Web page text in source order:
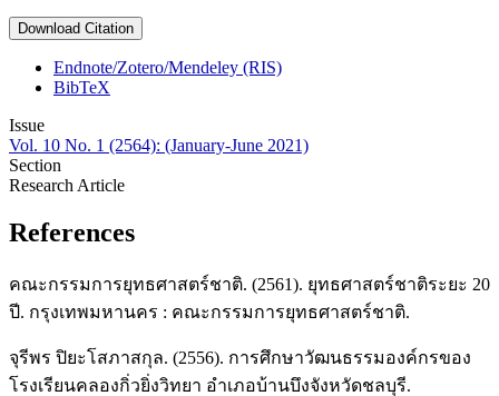
Download Citation
Endnote/Zotero/Mendeley (RIS)
BibTeX
Issue
Vol. 10 No. 1 (2564): (January-June 2021)
Section
Research Article
References
คณะกรรมการยุทธศาสตร์ชาติ. (2561). ยุทธศาสตร์ชาติระยะ 20
ปี. กรุงเทพมหานคร : คณะกรรมการยุทธศาสตร์ชาติ.
จุรีพร ปิยะโสภาสกุล. (2556). การศึกษาวัฒนธรรมองค์กรของ
โรงเรียนคลองกิ่วยิ่งวิทยา อำเภอบ้านบึงจังหวัดชลบุรี.